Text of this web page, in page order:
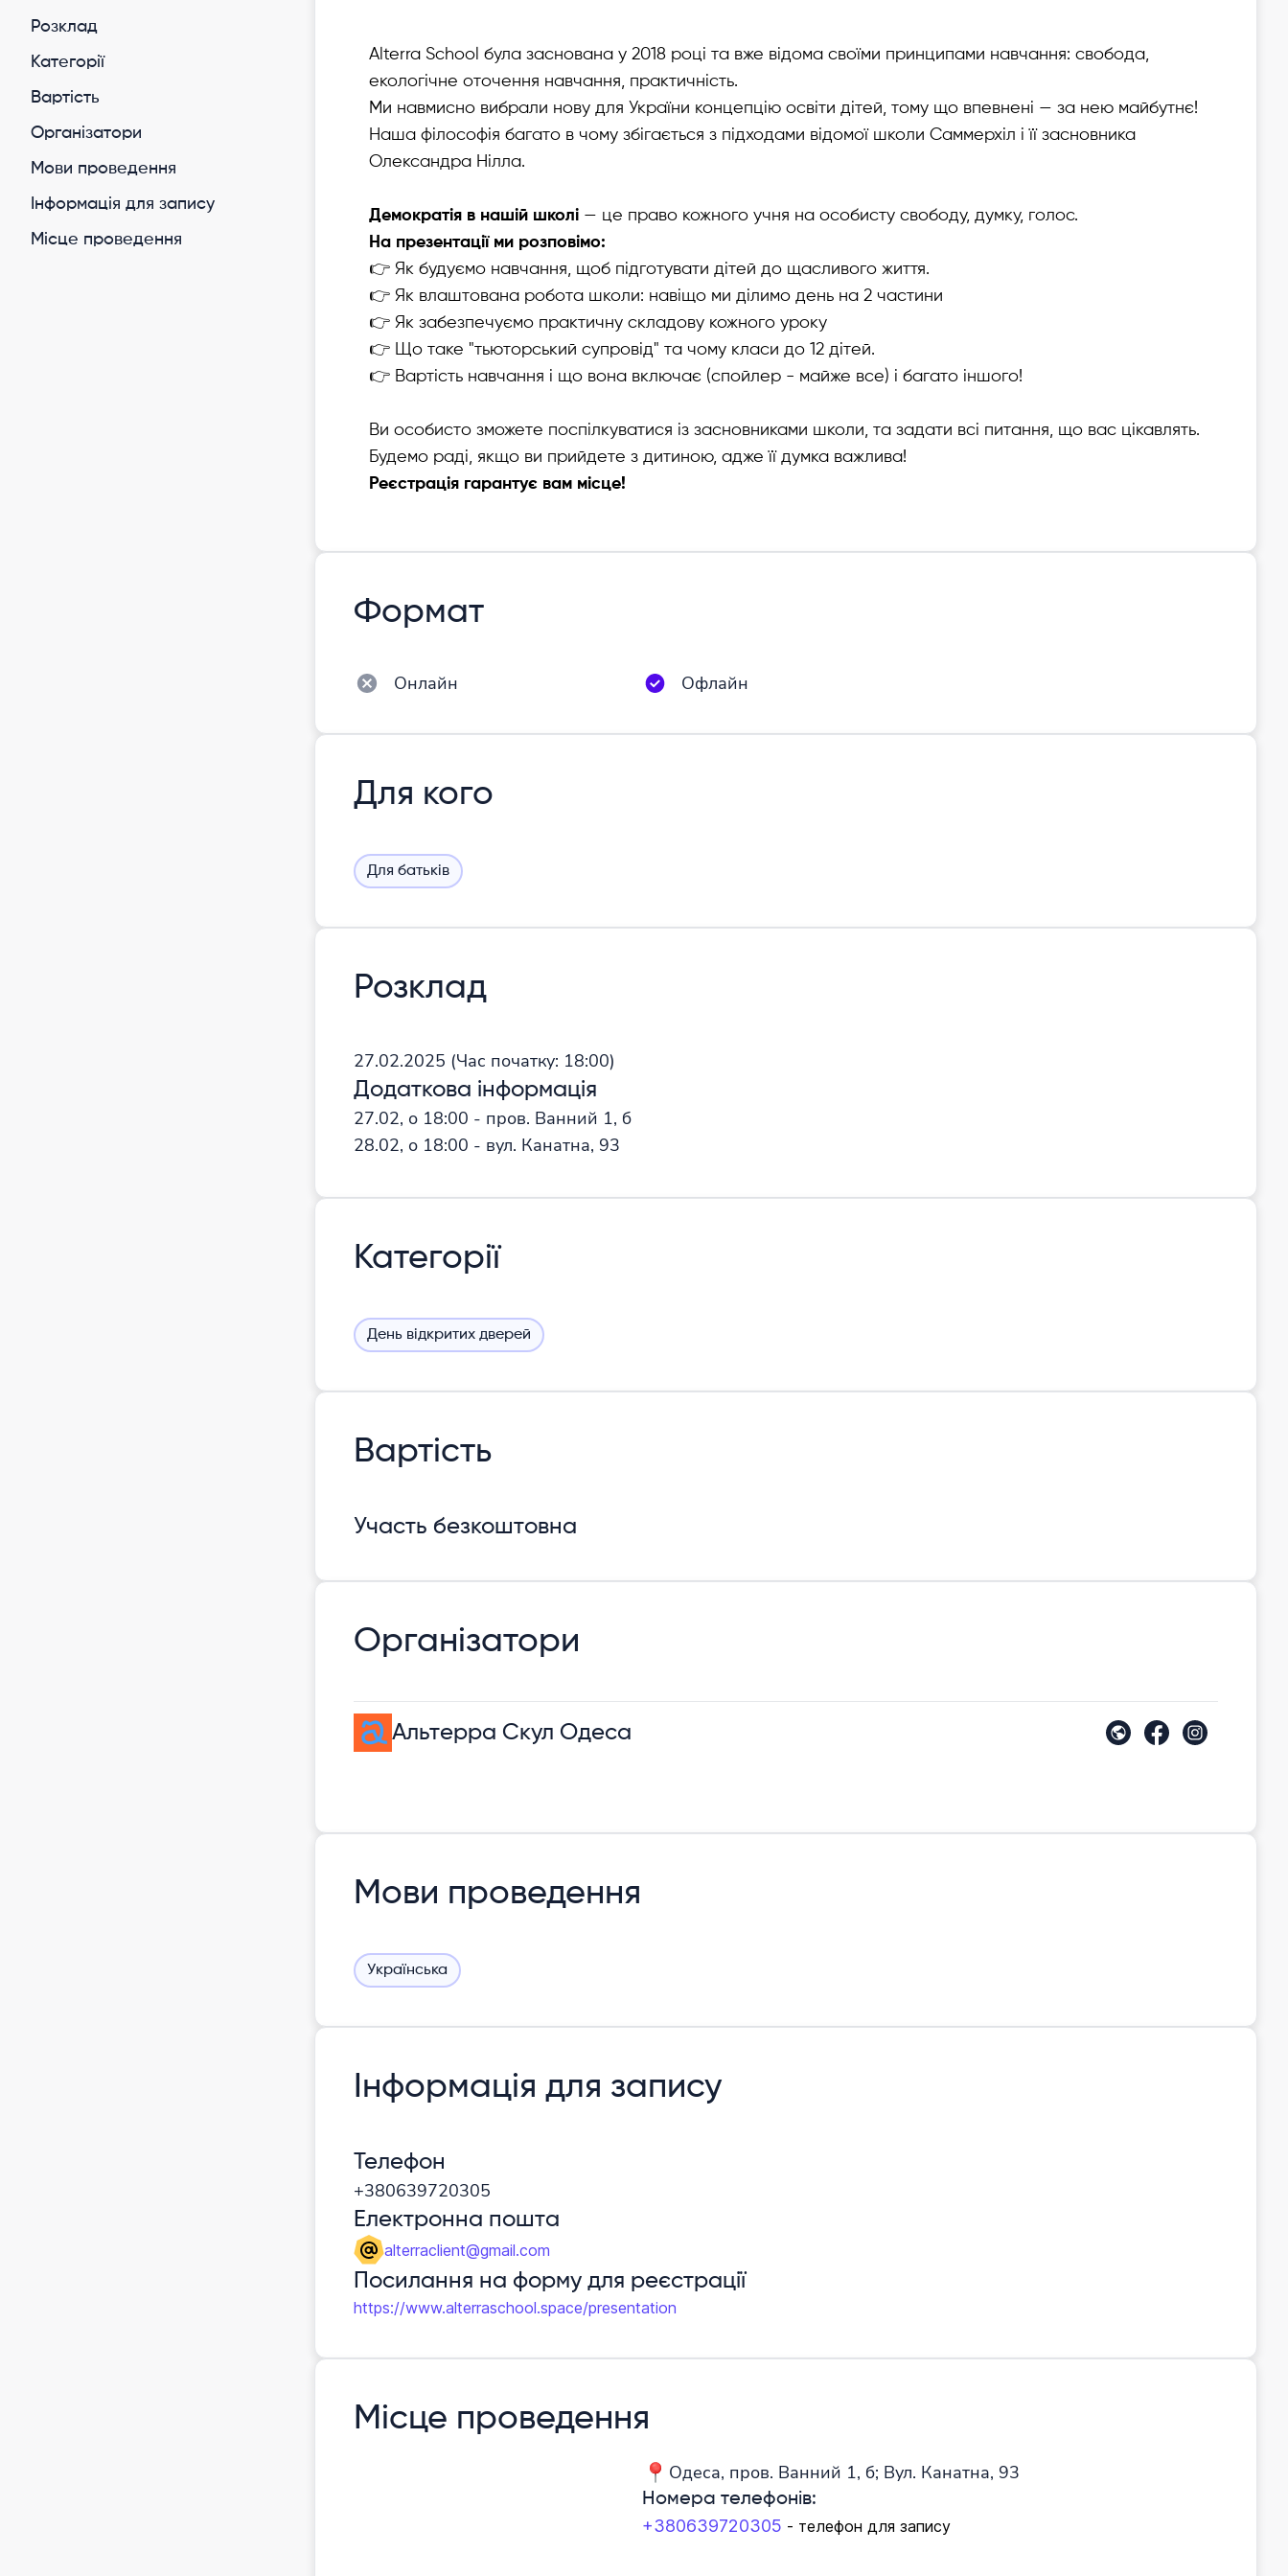
Розклад
Категорії
Вартість
Організатори
Мови проведення
Інформація для запису
Місце проведення
Alterra School була заснована у 2018 роцi та вже відома своїми принципами навчання: свобода,
екологічне оточення навчання, практичність.
Ми навмисно вибрали нову для України концепцію освіти дітей, тому що впевнені — за нею майбутнє!
Наша філософія багато в чому збігається з підходами відомої школи Саммерхіл і її засновника
Олександра Нілла.
Демократія в нашій школі — це право кожного учня на особисту свободу, думку, голос.
На презентації ми розповімо:
👉 Як будуємо навчання, щоб підготувати дітей до щасливого життя.
👉 Як влаштована робота школи: навіщо ми ділимо день на 2 частини
👉 Як забезпечуємо практичну складову кожного уроку
👉 Що таке "тьюторський супровід" та чому класи до 12 дітей.
👉 Вартість навчання і що вона включає (спойлер - майже все) і багато іншого!
Ви особисто зможете поспілкуватися із засновниками школи, та задати всі питання, що вас цікавлять.
Будемо раді, якщо ви прийдете з дитиною, адже її думка важлива!
Реєстрація гарантує вам місце!
Формат
Онлайн Офлайн
Для кого
Для батьків
Розклад
27.02.2025 (Час початку: 18:00)
Додаткова інформація
27.02, о 18:00 - пров. Ванний 1, б
28.02, о 18:00 - вул. Канатна, 93
Категорії
День відкритих дверей
Вартість
Участь безкоштовна
Організатори
Альтерра Скул Одеса
Мови проведення
Українська
Інформація для запису
Телефон
+380639720305
Електронна пошта
alterraclient@gmail.com
Посилання на форму для реєстрації
https://www.alterraschool.space/presentation
Місце проведення
Одеса, пров. Ванний 1, б; Вул. Канатна, 93
Номера телефонів:
+380639720305 - телефон для запису